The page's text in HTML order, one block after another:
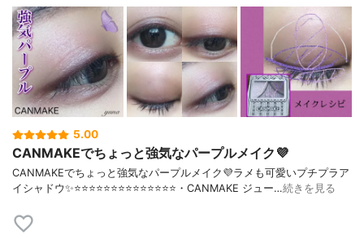
5.00
CANMAKEでちょっと強気なパープルメイク💜
CANMAKEでちょっと強気なパープルメイク💜ラメも可愛いプチプラア
イシャドウ✨⭐️⭐️⭐️⭐️⭐️⭐️⭐️⭐️⭐️⭐️⭐️⭐️⭐️⭐️・CANMAKE ジュー…続きを見る